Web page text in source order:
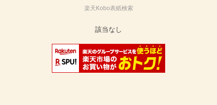
楽天Kobo表紙検索